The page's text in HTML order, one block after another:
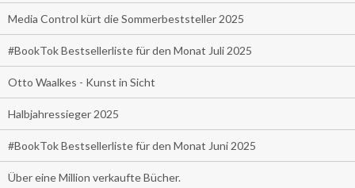
Media Control kürt die Sommerbeststeller 2025
#BookTok Bestsellerliste für den Monat Juli 2025
Otto Waalkes - Kunst in Sicht
Halbjahressieger 2025
#BookTok Bestsellerliste für den Monat Juni 2025
Über eine Million verkaufte Bücher.